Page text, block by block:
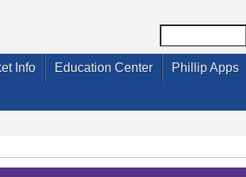
Info Education Center Phillip Apps